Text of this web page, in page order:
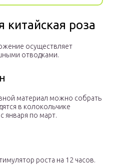
китайская роза
осуществляет
отводками.
материал можно собрать
в колокольчике
января по март.
роста на 12 часов.